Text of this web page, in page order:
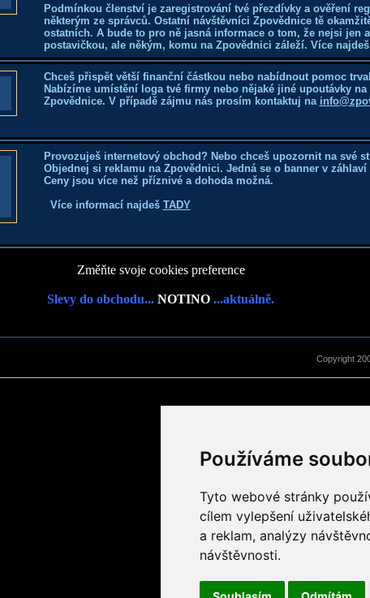
Používáme
Tyto webové stránky
cílem vylepšení
a reklam, analýzy
návštěvnosti.
Podmínkou členství je zaregistrování tvé přezdívky a ověření
některým ze správců. Ostatní návštěvníci Zpovědnice tě
ostatních. A bude to pro ně jasná informace o tom, že nejsi jen
postavičkou, ale někým, komu na Zpovědnici záleží. Více najdeš
Chceš přispět větší finanční částkou nebo nabídnout pomoc
Nabízíme umístění loga tvé firmy nebo nějaké jiné upoutávky
Zpovědnice. V případě zájmu nás prosím kontaktuj na
Provozuješ internetový obchod? Nebo chceš upozornit na své
Objednej si reklamu na Zpovědnici. Jedná se o banner v záhlaví
Ceny jsou více než příznivé a dohoda možná.
Více informací najdeš TADY
Změňte svoje cookies preference
Slevy do obchodu... NOTINO ...aktuálně.
Copyright